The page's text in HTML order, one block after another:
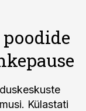
Külastati